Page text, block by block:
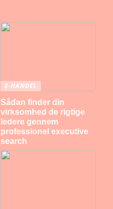
E-HANDEL
Sådan finder din
virksomhed de rigtige
ledere gennem
professionel executive
search